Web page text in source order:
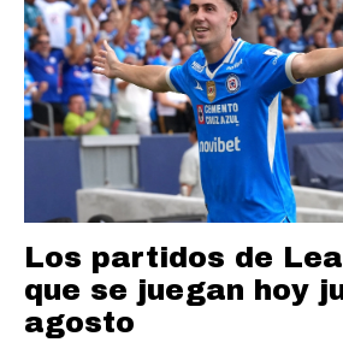
Los partidos de
que se juegan hoy
agosto